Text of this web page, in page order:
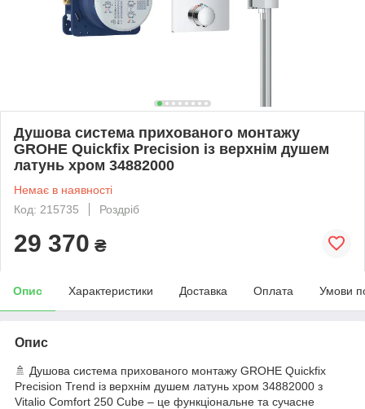
Душова система прихованого монтажу
GROHE Quickfix Precision із верхнім душем
латунь хром 34882000
Немає в наявності
Код: 215735
Роздріб
29 370 ₴
Опис Характеристики Доставка Оплата Умови
Опис
🚿 Душова система прихованого монтажу GROHE Quickfix
Precision Trend із верхнім душем латунь хром 34882000 з
Vitalio Comfort 250 Cube – це функціональне та сучасне